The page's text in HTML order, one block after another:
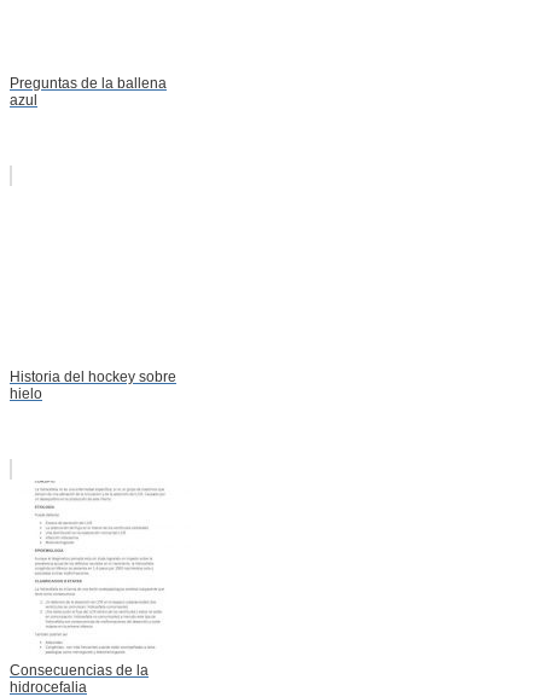
Preguntas de la ballena
azul
Historia del hockey sobre
hielo
Consecuencias de la
hidrocefalia